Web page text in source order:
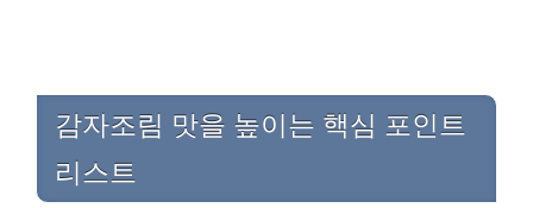
감자조림 맛을 높이는 핵심 포인트
리스트